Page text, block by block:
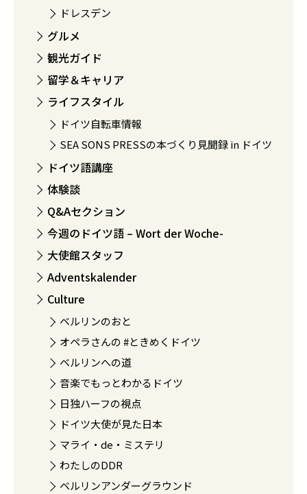
ドレスデン
グルメ
観光ガイド
留学＆キャリア
ライフスタイル
ドイツ自転車情報
SEA SONS PRESSの本づくり見聞録 in ドイツ
ドイツ語講座
体験談
Q&Aセクション
今週のドイツ語 – Wort der Woche-
大使館スタッフ
Adventskalender
Culture
ベルリンのおと
オペラさんの #ときめくドイツ
ベルリンへの道
音楽でもっとわかるドイツ
日独ハーフの視点
ドイツ大使が見た日本
マライ・de・ミステリ
わたしのDDR
ベルリンアンダーグラウンド